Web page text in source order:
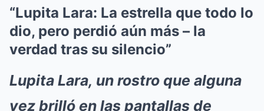
“Lupita Lara: La estrella que todo lo
dio, pero perdió aún más – la
verdad tras su silencio”
Lupita Lara, un rostro que alguna
vez brilló en las pantallas de